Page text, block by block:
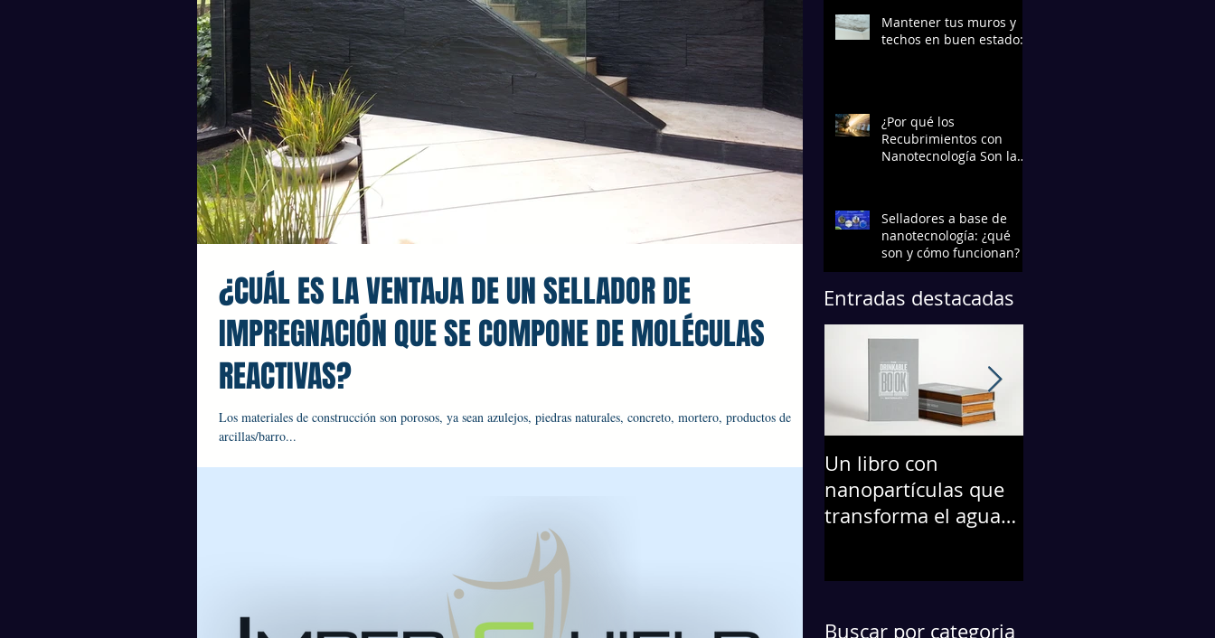
Mantener tus muros y
techos en buen estado:
¿Por qué los
Recubrimientos con
Nanotecnología Son la
Selladores a base de
nanotecnología: ¿qué
son y cómo funcionan?
Entradas destacadas
Un libro con
nanopartículas que
transforma el agua
Buscar por categoria
¿CUÁL ES LA VENTAJA DE UN SELLADOR DE
IMPREGNACIÓN QUE SE COMPONE DE MOLÉCULAS
REACTIVAS?
Los materiales de construcción son porosos, ya sean azulejos, piedras naturales, concreto, mortero, productos de
arcillas/barro...